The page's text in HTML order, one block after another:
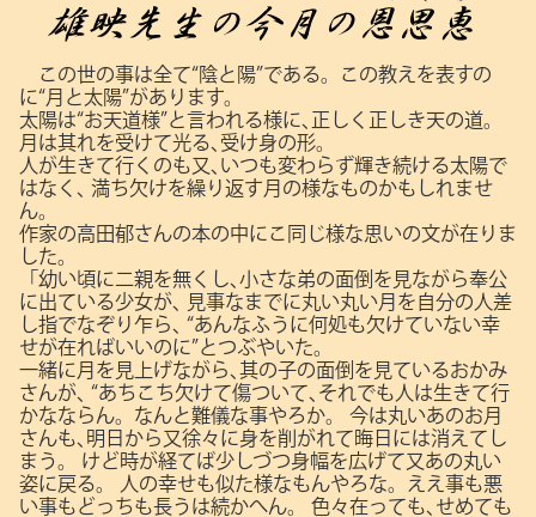
この世の事は全て“陰と陽”である。この教えを表すの
に“月と太陽”があります。
太陽は“お天道様”と言われる様に､正しく正しき天の道。
月は其れを受けて光る､受け身の形。
人が生きて行くのも又､いつも変わらず輝き続ける太陽で
はなく､
満ち欠けを繰り返す月の様なものかもしれませ
ん。
作家の高田郁さんの本の中にこ同じ様な思いの文が在りま
した。
「幼い頃に二親を無くし､小さな弟の面倒を見ながら奉公
に出ている少女が､
見事なまでに丸い丸い月を自分の人差
し指でなぞり乍ら､
“あんなふうに何処も欠けていない幸
せが在ればいいのに”とつぶやいた。
一緒に月を見上げながら､其の子の面倒を見ているおかみ
さんが､
“あちこち欠けて傷ついて､それでも人は生きて行
かなならん。なんと難儀な事やろか。
今は丸いあのお月
さんも､明日から又徐々に身を削がれて晦日には消えてし
まう。
けど時が経てば少しづつ身幅を広げて又あの丸い
姿に戻る。
人の幸せも似た様なもんやろな。ええ事も悪
い事もどっちも長うは続かへん。
色々在っても､せめても